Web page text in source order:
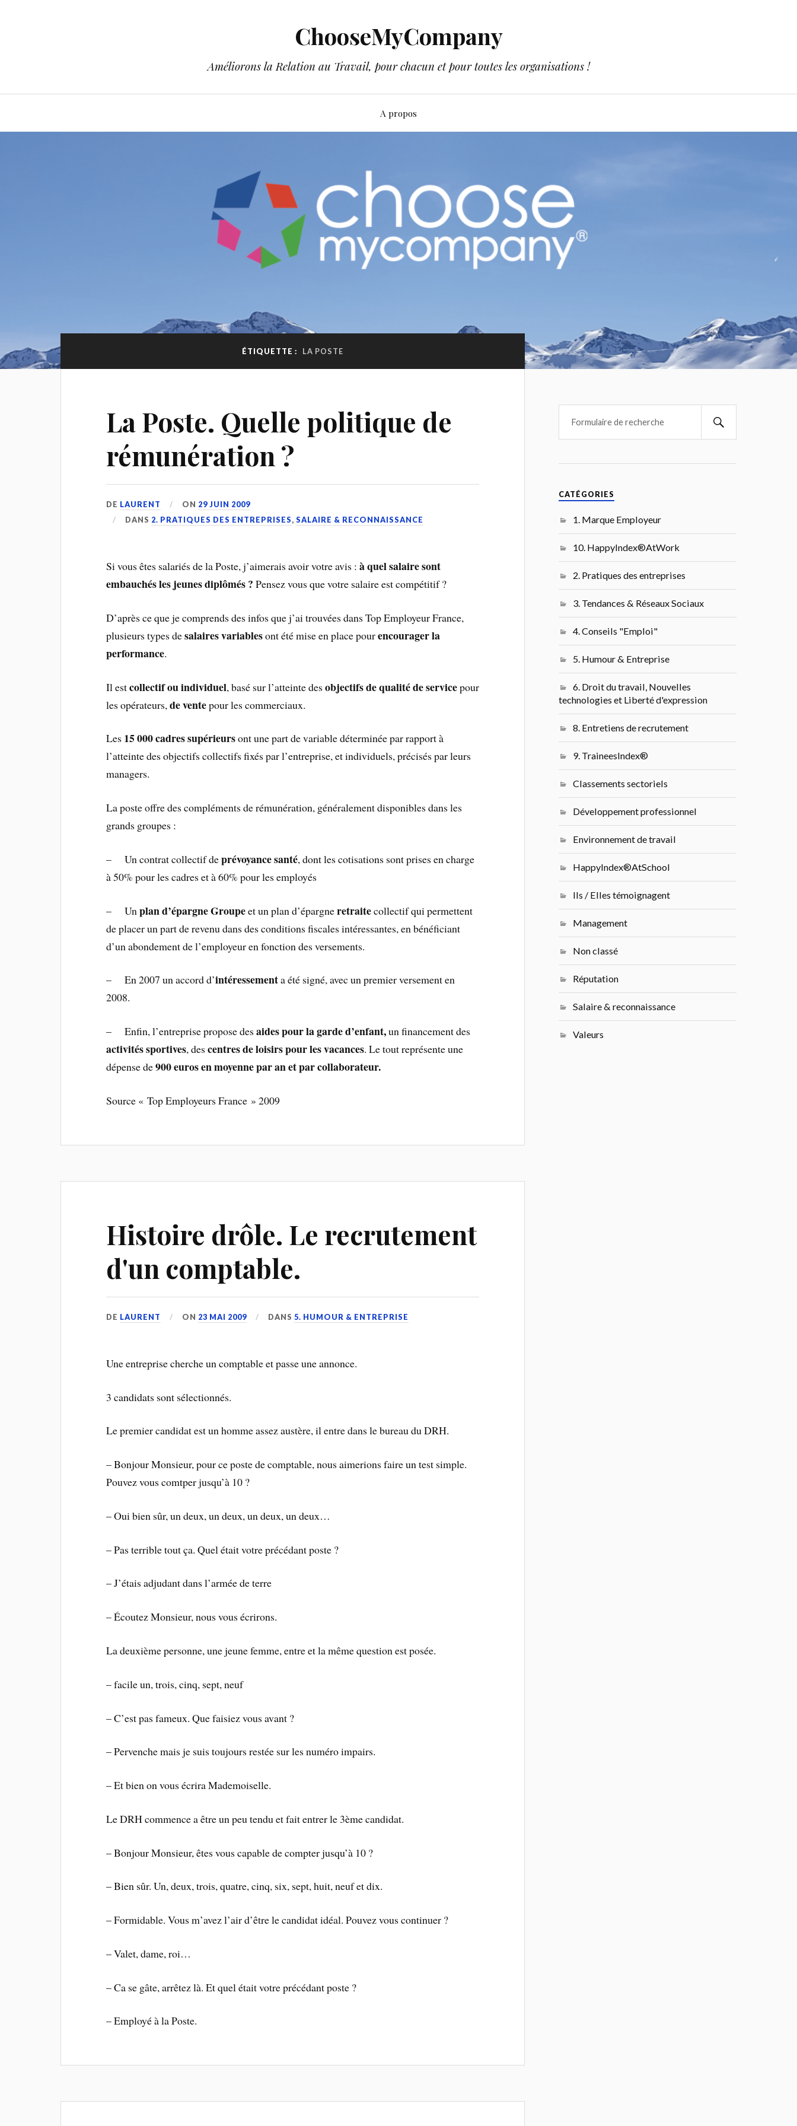
ChooseMyCompany
Améliorons la Relation au Travail, pour chacun et pour toutes les organisations !
A propos
ÉTIQUETTE : LA POSTE
La Poste. Quelle politique de
rémunération ?
DE LAURENT ON 29 JUIN 2009
DANS 2. PRATIQUES DES ENTREPRISES,SALAIRE & RECONNAISSANCE
Si vous êtes salariés de la Poste, j’aimerais avoir votre avis :à quel salaire sont
embauchés les jeunes diplômés ?Pensez vous que votre salaire est compétitif ?
D’après ce que je comprends des infos que j’ai trouvées dans Top Employeur France,
plusieurs types desalaires variablesont été mise en place pourencourager la
performance.
Il estcollectif ou individuel, basé sur l’atteinte desobjectifs de qualité de servicepour
les opérateurs,de ventepour les commerciaux.
Les 15 000 cadres supérieursont une part de variable déterminée par rapport à
l’atteinte des objectifs collectifs fixés par l’entreprise, et individuels, précisés par leurs
managers.
La poste offre des compléments de rémunération, généralement disponibles dans les
grands groupes :
– Un contrat collectif deprévoyance santé, dont les cotisations sont prises en charge
à 50% pour les cadres et à 60% pour les employés
– Unplan d’épargne Groupeet un plan d’épargneretraitecollectif qui permettent
de placer un part de revenu dans des conditions fiscales intéressantes, en bénéficiant
d’un abondement de l’employeur en fonction des versements.
– En 2007 un accord d’intéressementa été signé, avec un premier versement en
2008.
– Enfin, l’entreprise propose desaides pour la garde d’enfant,un financement des
activités sportives, descentres de loisirs pour les vacances. Le tout représente une
dépense de900 euros en moyenne par an et par collaborateur.
Source « Top Employeurs France » 2009
Histoire drôle. Le recrutement
d'un comptable.
DE LAURENT ON 23 MAI 2009 DANS5. HUMOUR & ENTREPRISE
Une entreprise cherche un comptable et passe une annonce.
3 candidats sont sélectionnés.
Le premier candidat est un homme assez austère, il entre dans le bureau du DRH.
– Bonjour Monsieur, pour ce poste de comptable, nous aimerions faire un test simple.
Pouvez vous comtper jusqu’à 10 ?
– Oui bien sûr, un deux, un deux, un deux, un deux…
– Pas terrible tout ça. Quel était votre précédant poste ?
– J’étais adjudant dans l’armée de terre
– Écoutez Monsieur, nous vous écrirons.
La deuxième personne, une jeune femme, entre et la même question est posée.
– facile un, trois, cinq, sept, neuf
– C’est pas fameux. Que faisiez vous avant ?
– Pervenche mais je suis toujours restée sur les numéro impairs.
– Et bien on vous écrira Mademoiselle.
Le DRH commence a être un peu tendu et fait entrer le 3ème candidat.
– Bonjour Monsieur, êtes vous capable de compter jusqu’à 10 ?
– Bien sûr. Un, deux, trois, quatre, cinq, six, sept, huit, neuf et dix.
– Formidable. Vous m’avez l’air d’être le candidat idéal. Pouvez vous continuer ?
– Valet, dame, roi…
– Ca se gâte, arrêtez là. Et quel était votre précédant poste ?
– Employé à la Poste.
CATÉGORIES
1. Marque Employeur
10. HappyIndex®AtWork
2. Pratiques des entreprises
3. Tendances & Réseaux Sociaux
4. Conseils "Emploi"
5. Humour & Entreprise
6. Droit du travail, Nouvelles
technologies et Liberté d'expression
8. Entretiens de recrutement
9. TraineesIndex®
Classements sectoriels
Développement professionnel
Environnement de travail
HappyIndex®AtSchool
Ils / Elles témoignagent
Management
Non classé
Réputation
Salaire & reconnaissance
Valeurs